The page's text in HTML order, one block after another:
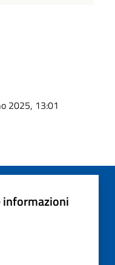
2025, 13:01
informazioni